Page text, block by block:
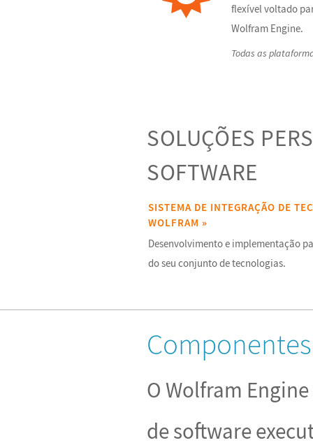
flexível voltado
Wolfram Engine.
Todas as
SOLUÇÕES
SOFTWARE
SISTEMA DE INTEGRAÇÃO DE
WOLFRAM »
Desenvolvimento e implementação
do seu conjunto de tecnologias.
Componentes
O Wolfram
de software